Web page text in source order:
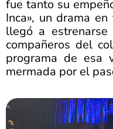
fue tanto su
Inca», un drama
llegó a
compañeros del
programa de esa
mermada por el